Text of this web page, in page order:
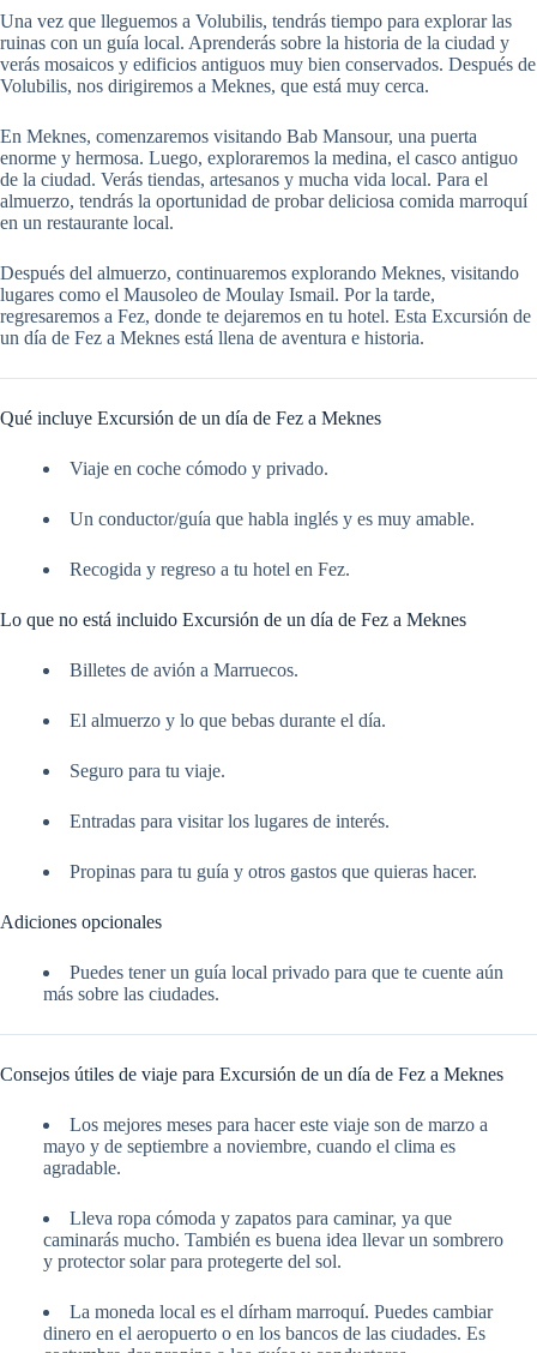
Una vez que lleguemos a Volubilis, tendrás tiempo para explorar las
ruinas con un guía local. Aprenderás sobre la historia de la ciudad y
verás mosaicos y edificios antiguos muy bien conservados. Después de
Volubilis, nos dirigiremos a Meknes, que está muy cerca.
En Meknes, comenzaremos visitando Bab Mansour, una puerta
enorme y hermosa. Luego, exploraremos la medina, el casco antiguo
de la ciudad. Verás tiendas, artesanos y mucha vida local. Para el
almuerzo, tendrás la oportunidad de probar deliciosa comida marroquí
en un restaurante local.
Después del almuerzo, continuaremos explorando Meknes, visitando
lugares como el Mausoleo de Moulay Ismail. Por la tarde,
regresaremos a Fez, donde te dejaremos en tu hotel. Esta Excursión de
un día de Fez a Meknes está llena de aventura e historia.
Qué incluye Excursión de un día de Fez a Meknes
Viaje en coche cómodo y privado.
Un conductor/guía que habla inglés y es muy amable.
Recogida y regreso a tu hotel en Fez.
Lo que no está incluido Excursión de un día de Fez a Meknes
Billetes de avión a Marruecos.
El almuerzo y lo que bebas durante el día.
Seguro para tu viaje.
Entradas para visitar los lugares de interés.
Propinas para tu guía y otros gastos que quieras hacer.
Adiciones opcionales
Puedes tener un guía local privado para que te cuente aún
más sobre las ciudades.
Consejos útiles de viaje para Excursión de un día de Fez a Meknes
Los mejores meses para hacer este viaje son de marzo a
mayo y de septiembre a noviembre, cuando el clima es
agradable.
Lleva ropa cómoda y zapatos para caminar, ya que
caminarás mucho. También es buena idea llevar un sombrero
y protector solar para protegerte del sol.
La moneda local es el dírham marroquí. Puedes cambiar
dinero en el aeropuerto o en los bancos de las ciudades. Es